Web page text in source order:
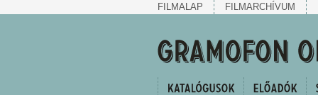
FILMALAP FILMARCHÍVUM